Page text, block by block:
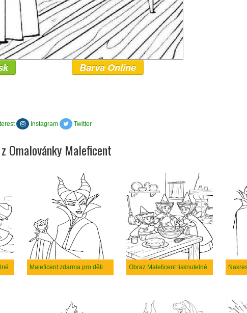
Barva Online
Instagram Twitter
Omalovánky Maleficent
Maleficent zdarma pro děti Obraz Maleficent tisknutelné